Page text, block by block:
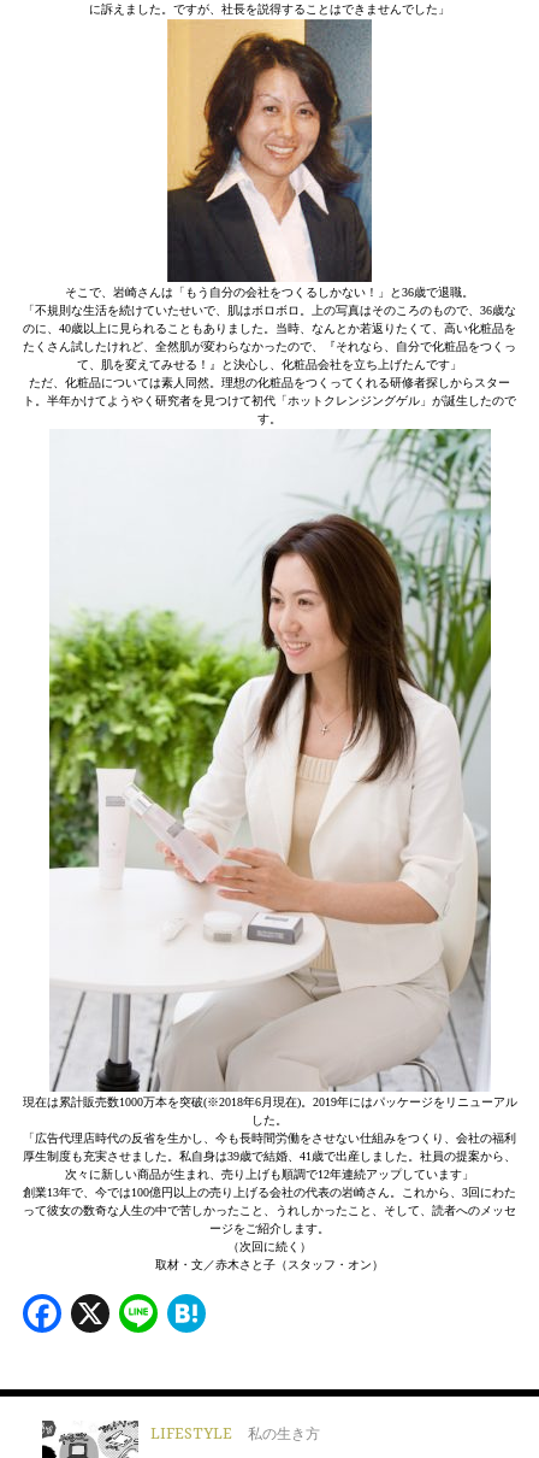
に訴えました。ですが、社長を説得することはできませんでした」
そこで、岩崎さんは「もう自分の会社をつくるしかない！」と36歳で退職。
「不規則な生活を続けていたせいで、肌はボロボロ。上の写真はそのころのもので、36歳な
のに、40歳以上に見られることもありました。当時、なんとか若返りたくて、高い化粧品を
たくさん試したけれど、全然肌が変わらなかったので、『それなら、自分で化粧品をつくっ
て、肌を変えてみせる！』と決心し、化粧品会社を立ち上げたんです」
ただ、化粧品については素人同然。理想の化粧品をつくってくれる研修者探しからスター
ト。半年かけてようやく研究者を見つけて初代「ホットクレンジングゲル」が誕生したので
す。
現在は累計販売数1000万本を突破(※2018年6月現在)。2019年にはパッケージをリニューアル
した。
「広告代理店時代の反省を生かし、今も長時間労働をさせない仕組みをつくり、会社の福利
厚生制度も充実させました。私自身は39歳で結婚、41歳で出産しました。社員の提案から、
次々に新しい商品が生まれ、売り上げも順調で12年連続アップしています」
創業13年で、今では100億円以上の売り上げる会社の代表の岩崎さん。これから、3回にわた
って彼女の数奇な人生の中で苦しかったこと、うれしかったこと、そして、読者へのメッセ
ージをご紹介します。
（次回に続く）
取材・文／赤木さと子（スタッフ・オン）
Facebook
X Line
LIFESTYLE 私の生き方